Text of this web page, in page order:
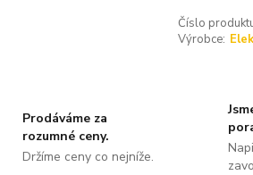
Číslo
Výrobce:
Prodáváme za
rozumné ceny.
Držíme ceny co nejníže.